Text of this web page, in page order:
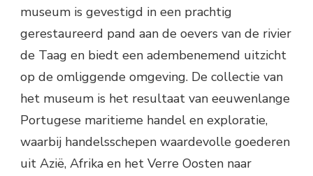
museum is gevestigd in een prachtig
gerestaureerd pand aan de oevers van de rivier
de Taag en biedt een adembenemend uitzicht
op de omliggende omgeving. De collectie van
het museum is het resultaat van eeuwenlange
Portugese maritieme handel en exploratie,
waarbij handelsschepen waardevolle goederen
uit Azië, Afrika en het Verre Oosten naar